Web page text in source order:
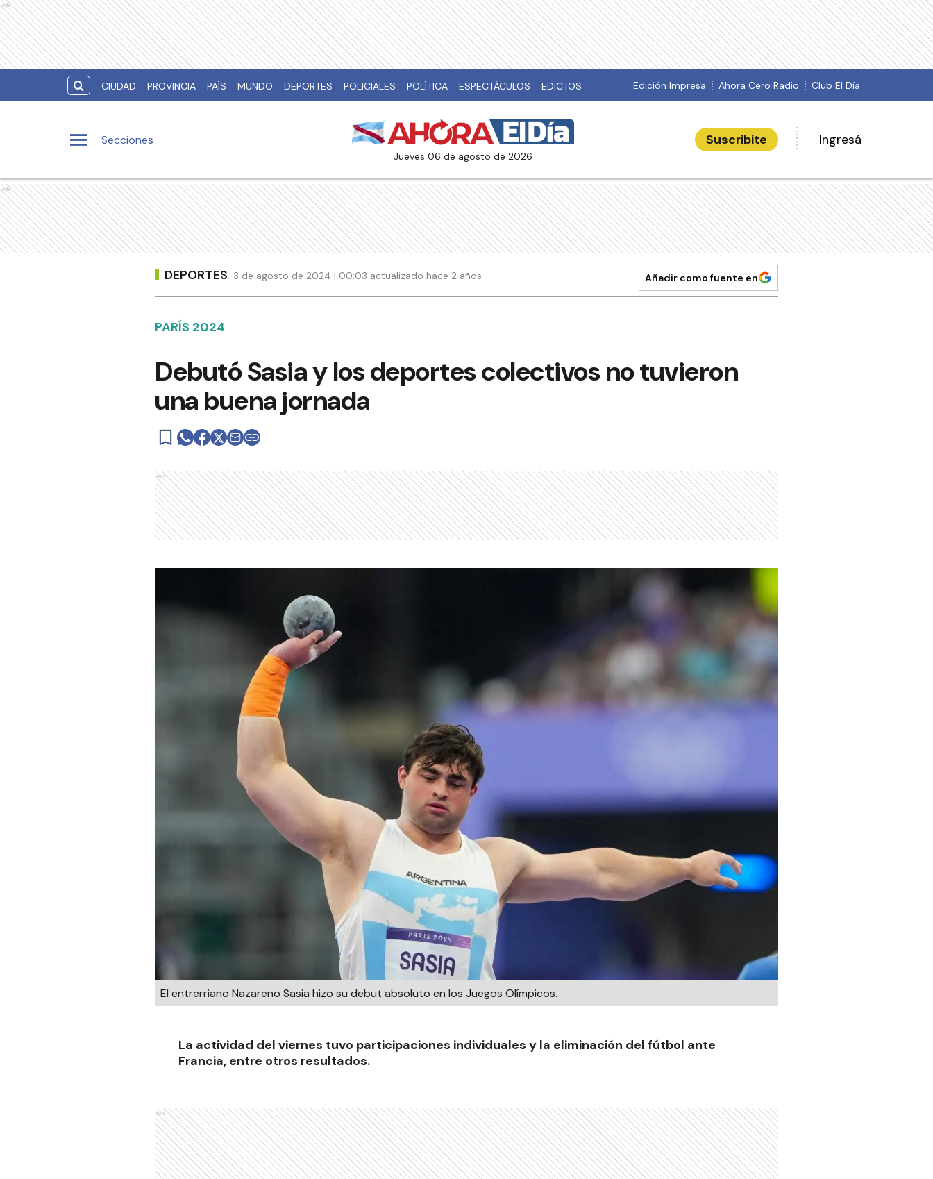
Ads
CIUDAD PROVINCIA PAÍS MUNDO DEPORTES POLICIALES POLÍTICA ESPECTÁCULOS EDICTOS Edición Impresa Ahora Cero Radio Club El Día
Secciones
jueves 06 de agosto de 2026
Suscribite Ingresá
Ads
DEPORTES 3 de agosto de 2024 | 00:03 actualizado hace 2 años Añadir como fuente en
PARÍS 2024
Debutó Sasia y los deportes colectivos no tuvieron
una buena jornada
Ads
El entrerriano Nazareno Sasia hizo su debut absoluto en los Juegos Olímpicos.
La actividad del viernes tuvo participaciones individuales y la eliminación del fútbol ante
Francia, entre otros resultados.
Ads